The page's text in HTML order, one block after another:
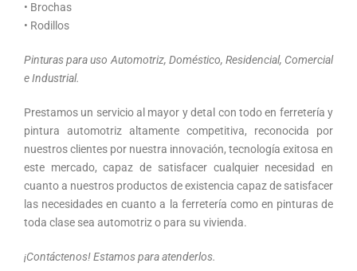
• Brochas
• Rodillos
Pinturas para uso Automotriz, Doméstico, Residencial, Comercial
e Industrial.
Prestamos un servicio al mayor y detal con todo en ferretería y
pintura automotriz altamente competitiva, reconocida por
nuestros clientes por nuestra innovación, tecnología exitosa en
este mercado, capaz de satisfacer cualquier necesidad en
cuanto a nuestros productos de existencia capaz de satisfacer
las necesidades en cuanto a la ferretería como en pinturas de
toda clase sea automotriz o para su vivienda.
¡Contáctenos! Estamos para atenderlos.